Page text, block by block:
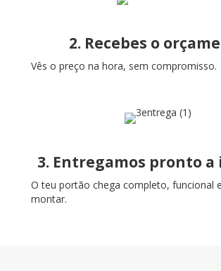
2. Recebes o
Vês o preço na hora, sem compromisso.
3. Entregamos pronto
O teu portão chega completo, funcional
montar.